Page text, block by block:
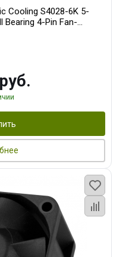
Cooling S4028-6K 5-
4-Pin Fan-